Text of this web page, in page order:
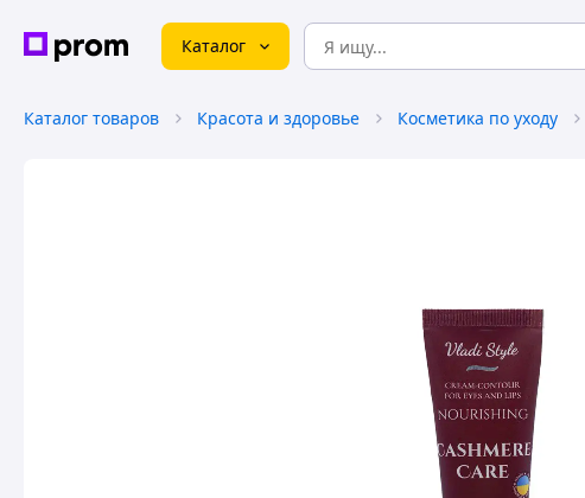
Каталог
Каталог товаров Красота и здоровье Косметика по уходу